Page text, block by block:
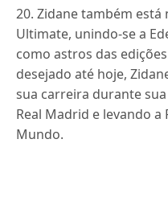
20. Zidane também está
Ultimate, unindo-se a
como astros das
desejado até hoje,
sua carreira durante
Real Madrid e levando a
Mundo.